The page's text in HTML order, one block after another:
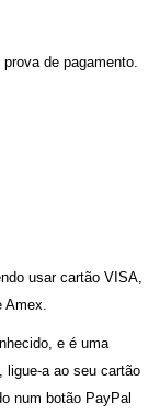
de pagamento.
usar cartão VISA,
Amex.
e é uma
ligue-a ao seu cartão
num botão PayPal